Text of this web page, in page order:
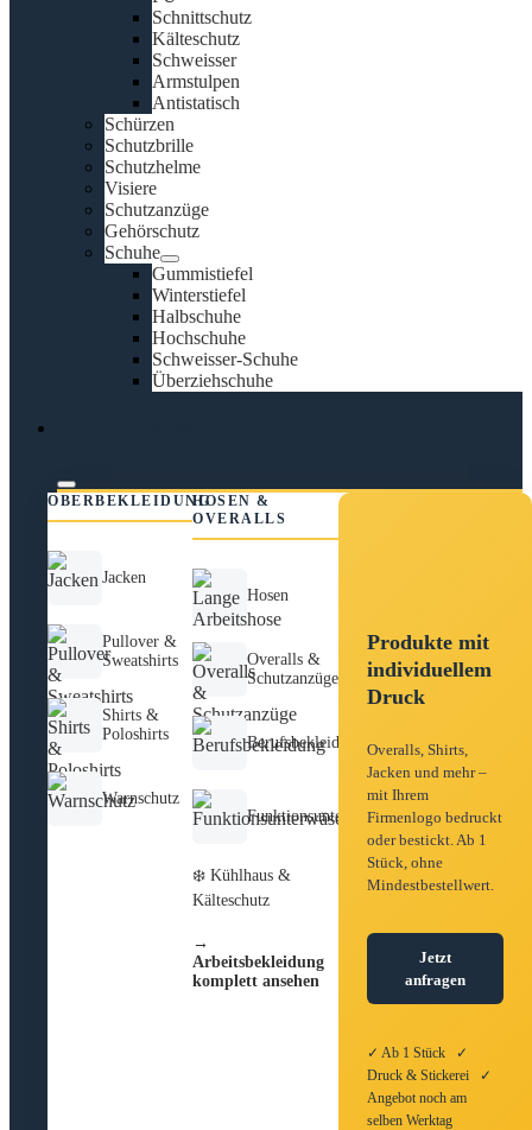
Schnittschutz
Kälteschutz
Schweisser
Armstulpen
Antistatisch
Schürzen
Schutzbrille
Schutzhelme
Visiere
Schutzanzüge
Gehörschutz
Schuhe
Gummistiefel
Winterstiefel
Halbschuhe
Hochschuhe
Schweisser-Schuhe
Überziehschuhe
OBERBEKLEIDUNG
Jacken
Pullover &
Sweatshirts
Shirts &
Poloshirts
Warnschutz
HOSEN &
OVERALLS
Hosen
Overalls &
Schutzanzüge
Berufsbekleidung
Funktionsunterwäsche
❄️ Kühlhaus &
Kälteschutz
→
Arbeitsbekleidung
komplett ansehen
Produkte mit
individuellem
Druck
Overalls, Shirts,
Jacken und mehr –
mit Ihrem
Firmenlogo bedruckt
oder bestickt. Ab 1
Stück, ohne
Mindestbestellwert.
Jetzt
anfragen
✓ Ab 1 Stück ✓
Druck & Stickerei ✓
Angebot noch am
selben Werktag